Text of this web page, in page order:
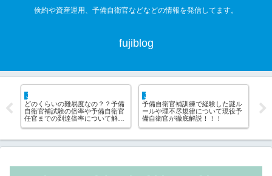
倹約や資産運用、予備自衛官などなどの情報を発信してます。
fujiblog
の？？予備
予備自衛官
ついて解
予備自衛官補訓練で経験した謎ル
ールや理不尽規律について現役予
備自衛官が徹底解説！！！
不動産屋は借主の敵！！ぼったく
られずに安く賃貸契約する方法に
ついて解説